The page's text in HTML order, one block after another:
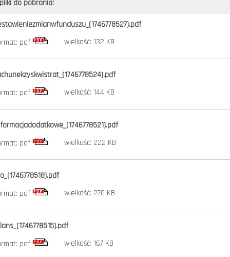
pliki do pobrania:
pdf wielkość: 132 KB
pdf wielkość: 144 KB
pdf wielkość: 222 KB
pdf wielkość: 270 KB
pdf wielkość: 167 KB